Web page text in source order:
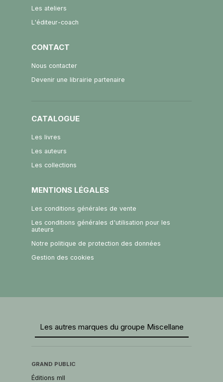
Les ateliers
L'éditeur-coach
CONTACT
Nous contacter
Devenir une librairie partenaire
CATALOGUE
Les livres
Les auteurs
Les collections
MENTIONS LÉGALES
Les conditions générales de vente
Les conditions générales d'utilisation pour les
auteurs
Notre politique de protection des données
Gestion des cookies
Les autres marques du groupe Miscellane
GRAND PUBLIC
Éditions mll